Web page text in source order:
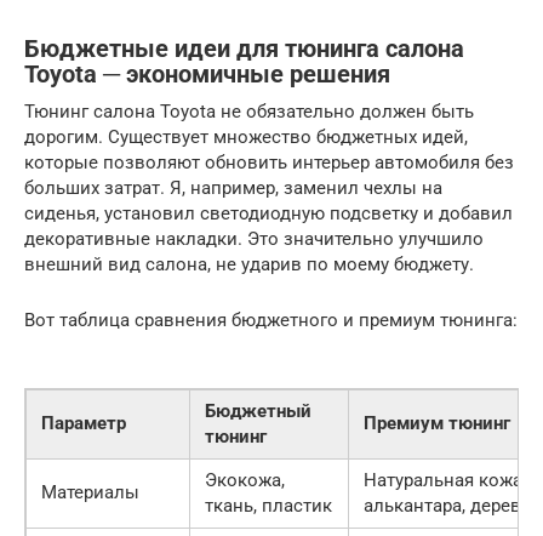
Бюджетные идеи для тюнинга салона
Toyota ─ экономичные решения
Тюнинг салона Toyota не обязательно должен быть
дорогим. Существует множество бюджетных идей,
которые позволяют обновить интерьер автомобиля без
больших затрат. Я, например, заменил чехлы на
сиденья, установил светодиодную подсветку и добавил
декоративные накладки. Это значительно улучшило
внешний вид салона, не ударив по моему бюджету.
Вот таблица сравнения бюджетного и премиум тюнинга:
Параметр
Бюджетный
тюнинг
Премиум тюнинг
Материалы
Экокожа,
ткань, пластик
Натуральная кожа,
алькантара, дерево